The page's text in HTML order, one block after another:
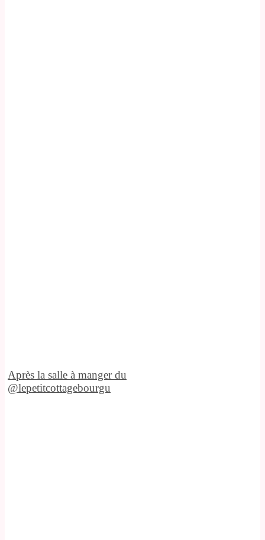
Après la salle à manger du
@lepetitcottagebourgu